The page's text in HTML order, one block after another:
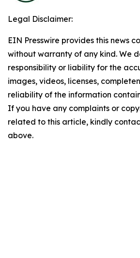
Legal Disclaimer:
EIN Presswire provides this news
without warranty of any kind. We
responsibility or liability for the
images, videos, licenses,
reliability of the information
If you have any complaints or
related to this article, kindly
above.